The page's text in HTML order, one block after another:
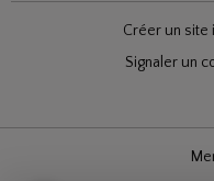
Créer un
Signaler un